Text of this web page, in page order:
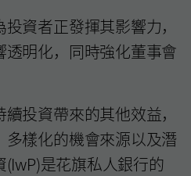
資者正發揮其影響力，
明化，同時強化董事會
投資帶來的其他效益，
樣化的機會來源以及潛
是花旗私人銀行的